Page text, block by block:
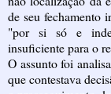
de seu fechamento
"por si só e
insuficiente para o
O assunto foi
que contestava